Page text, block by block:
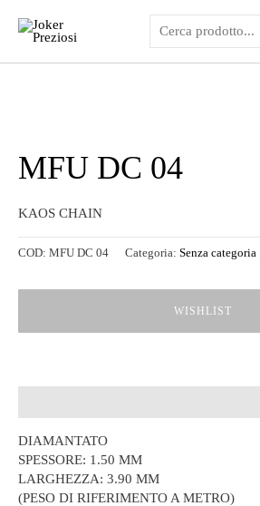
contenuto
MFU DC 04
KAOS CHAIN
COD: MFU DC 04 Categoria: Senza categoria
WISHLIST
DIAMANTATO
SPESSORE: 1.50 MM
LARGHEZZA: 3.90 MM
(PESO DI RIFERIMENTO A METRO)